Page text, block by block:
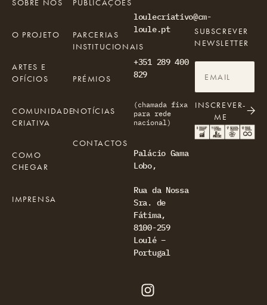
loulecriativo@cm-
loule.pt
+351 289 400
829
(chamada fixa
para rede
nacional)
Palácio Gama
Lobo,
Rua da Nossa
Sra. de
Fátima,
8100-259
Loulé –
Portugal
SOBRE NÓS
O PROJETO
ARTES E
OFÍCIOS
COMUNIDADE
CRIATIVA
COMO
CHEGAR
IMPRENSA
PUBLICAÇÕES
PARCERIAS
INSTITUCIONAIS
PRÉMIOS
NOTÍCIAS
CONTACTOS
SUBSCREVER
NEWSLETTER
INSCREVER-
ME